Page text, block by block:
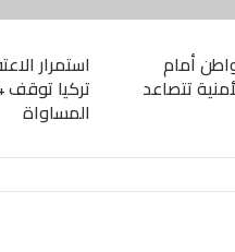
أمام
تتصاعد
استمرار
المساواة